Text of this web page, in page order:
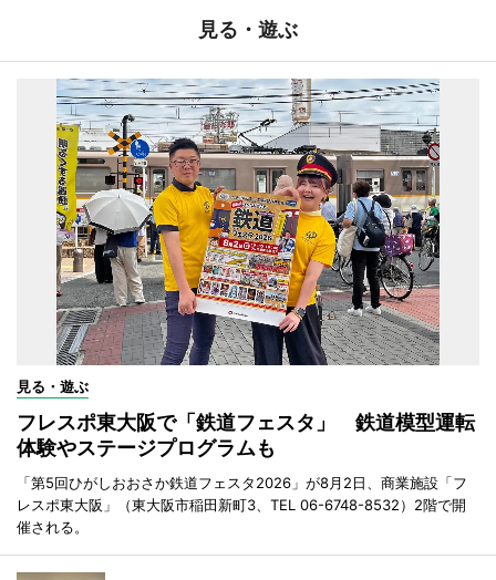
見る・遊ぶ
見る・遊ぶ
フレスポ東大阪で「鉄道フェスタ」 鉄道模型運転
体験やステージプログラムも
「第5回ひがしおおさか鉄道フェスタ2026」が8月2日、商業施設「フ
レスポ東大阪」（東大阪市稲田新町3、TEL 06-6748-8532）2階で開
催される。